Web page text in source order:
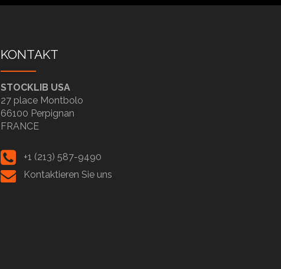
KONTAKT
STOCKLIB USA
27 place Montbolo
66100 Perpignan
FRANCE
+1 (213) 587-9490
Kontaktieren Sie uns